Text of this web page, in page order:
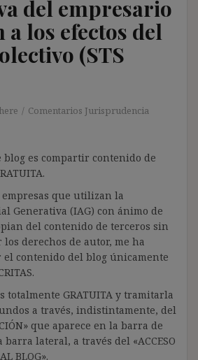
del empresario
los efectos del
(STS
Comentarios Jurisprudencia
blog es compartir contenido de
que utilizan la
Generativa (IAG) con ánimo de
del contenido de terceros sin
derechos de autor, me ha
contenido del blog únicamente
totalmente GRATUITA y tramitarla
a través, indistintamente, del
que aparece en la barra de
lateral, a través del «ACCESO
BLOG».